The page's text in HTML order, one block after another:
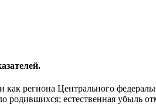
региона Центрального
родившихся; естественная убыль